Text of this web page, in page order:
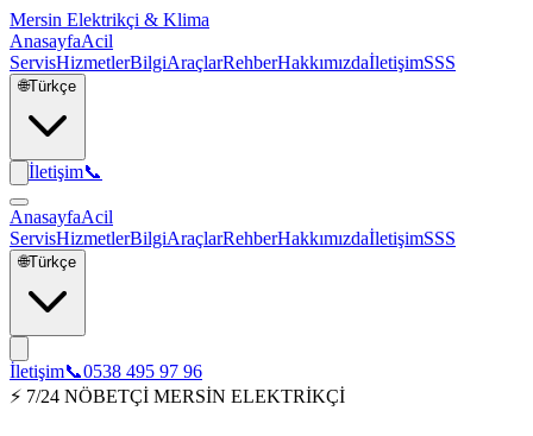
Mersin Elektrikçi & Klima
AnasayfaAcil
ServisHizmetlerBilgiAraçlarRehberHakkımızdaİletişimSSS
🌐Türkçe
İletişim📞
AnasayfaAcil
ServisHizmetlerBilgiAraçlarRehberHakkımızdaİletişimSSS
🌐Türkçe
İletişim📞0538 495 97 96
⚡ 7/24 NÖBETÇİ MERSİN ELEKTRİKÇİ